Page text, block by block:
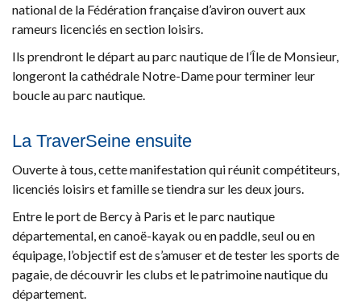
national de la Fédération française d’aviron ouvert aux
rameurs licenciés en section loisirs.
Ils prendront le départ au parc nautique de l’Île de Monsieur,
longeront la cathédrale Notre-Dame pour terminer leur
boucle au parc nautique.
​​​​​​​La TraverSeine ensuite
Ouverte à tous, cette manifestation qui réunit compétiteurs,
licenciés loisirs et famille se tiendra sur les deux jours.
Entre le port de Bercy à Paris et le parc nautique
départemental, en canoë-kayak ou en paddle, seul ou en
équipage, l’objectif est de s’amuser et de tester les sports de
pagaie, de découvrir les clubs et le patrimoine nautique du
département.